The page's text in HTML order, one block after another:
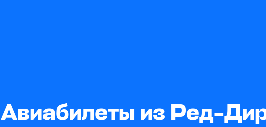
Авиабилеты из Ред-